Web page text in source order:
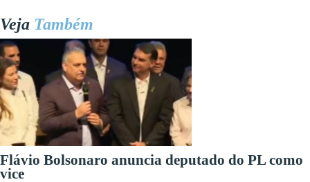
Veja Também
Flávio Bolsonaro anuncia deputado do PL como
vice